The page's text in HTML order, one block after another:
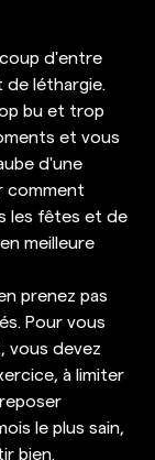
d'entre
de léthargie.
bu et trop
et vous
d'une
comment
les fêtes et de
meilleure
prenez pas
Pour vous
vous devez
à limiter
le plus sain,
bien.